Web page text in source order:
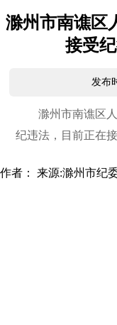
滁州市南谯区
接受
发布
滁州市南谯区
纪违法，目前正在
作者： 来源:滁州市纪